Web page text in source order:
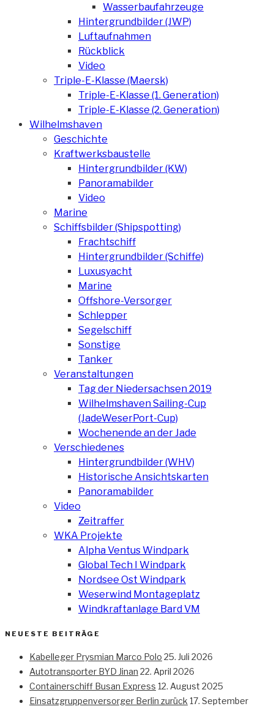
Wasserbaufahrzeuge
Hintergrundbilder (JWP)
Luftaufnahmen
Rückblick
Video
Triple-E-Klasse (Maersk)
Triple-E-Klasse (1. Generation)
Triple-E-Klasse (2. Generation)
Wilhelmshaven
Geschichte
Kraftwerksbaustelle
Hintergrundbilder (KW)
Panoramabilder
Video
Marine
Schiffsbilder (Shipspotting)
Frachtschiff
Hintergrundbilder (Schiffe)
Luxusyacht
Marine
Offshore-Versorger
Schlepper
Segelschiff
Sonstige
Tanker
Veranstaltungen
Tag der Niedersachsen 2019
Wilhelmshaven Sailing-Cup
(JadeWeserPort-Cup)
Wochenende an der Jade
Verschiedenes
Hintergrundbilder (WHV)
Historische Ansichtskarten
Panoramabilder
Video
Zeitraffer
WKA Projekte
Alpha Ventus Windpark
Global Tech I Windpark
Nordsee Ost Windpark
Weserwind Montageplatz
Windkraftanlage Bard VM
NEUESTE BEITRÄGE
Kabelleger Prysmian Marco Polo 25. Juli 2026
Autotransporter BYD Jinan 22. April 2026
Containerschiff Busan Express 12. August 2025
Einsatzgruppenversorger Berlin zurück 17. September